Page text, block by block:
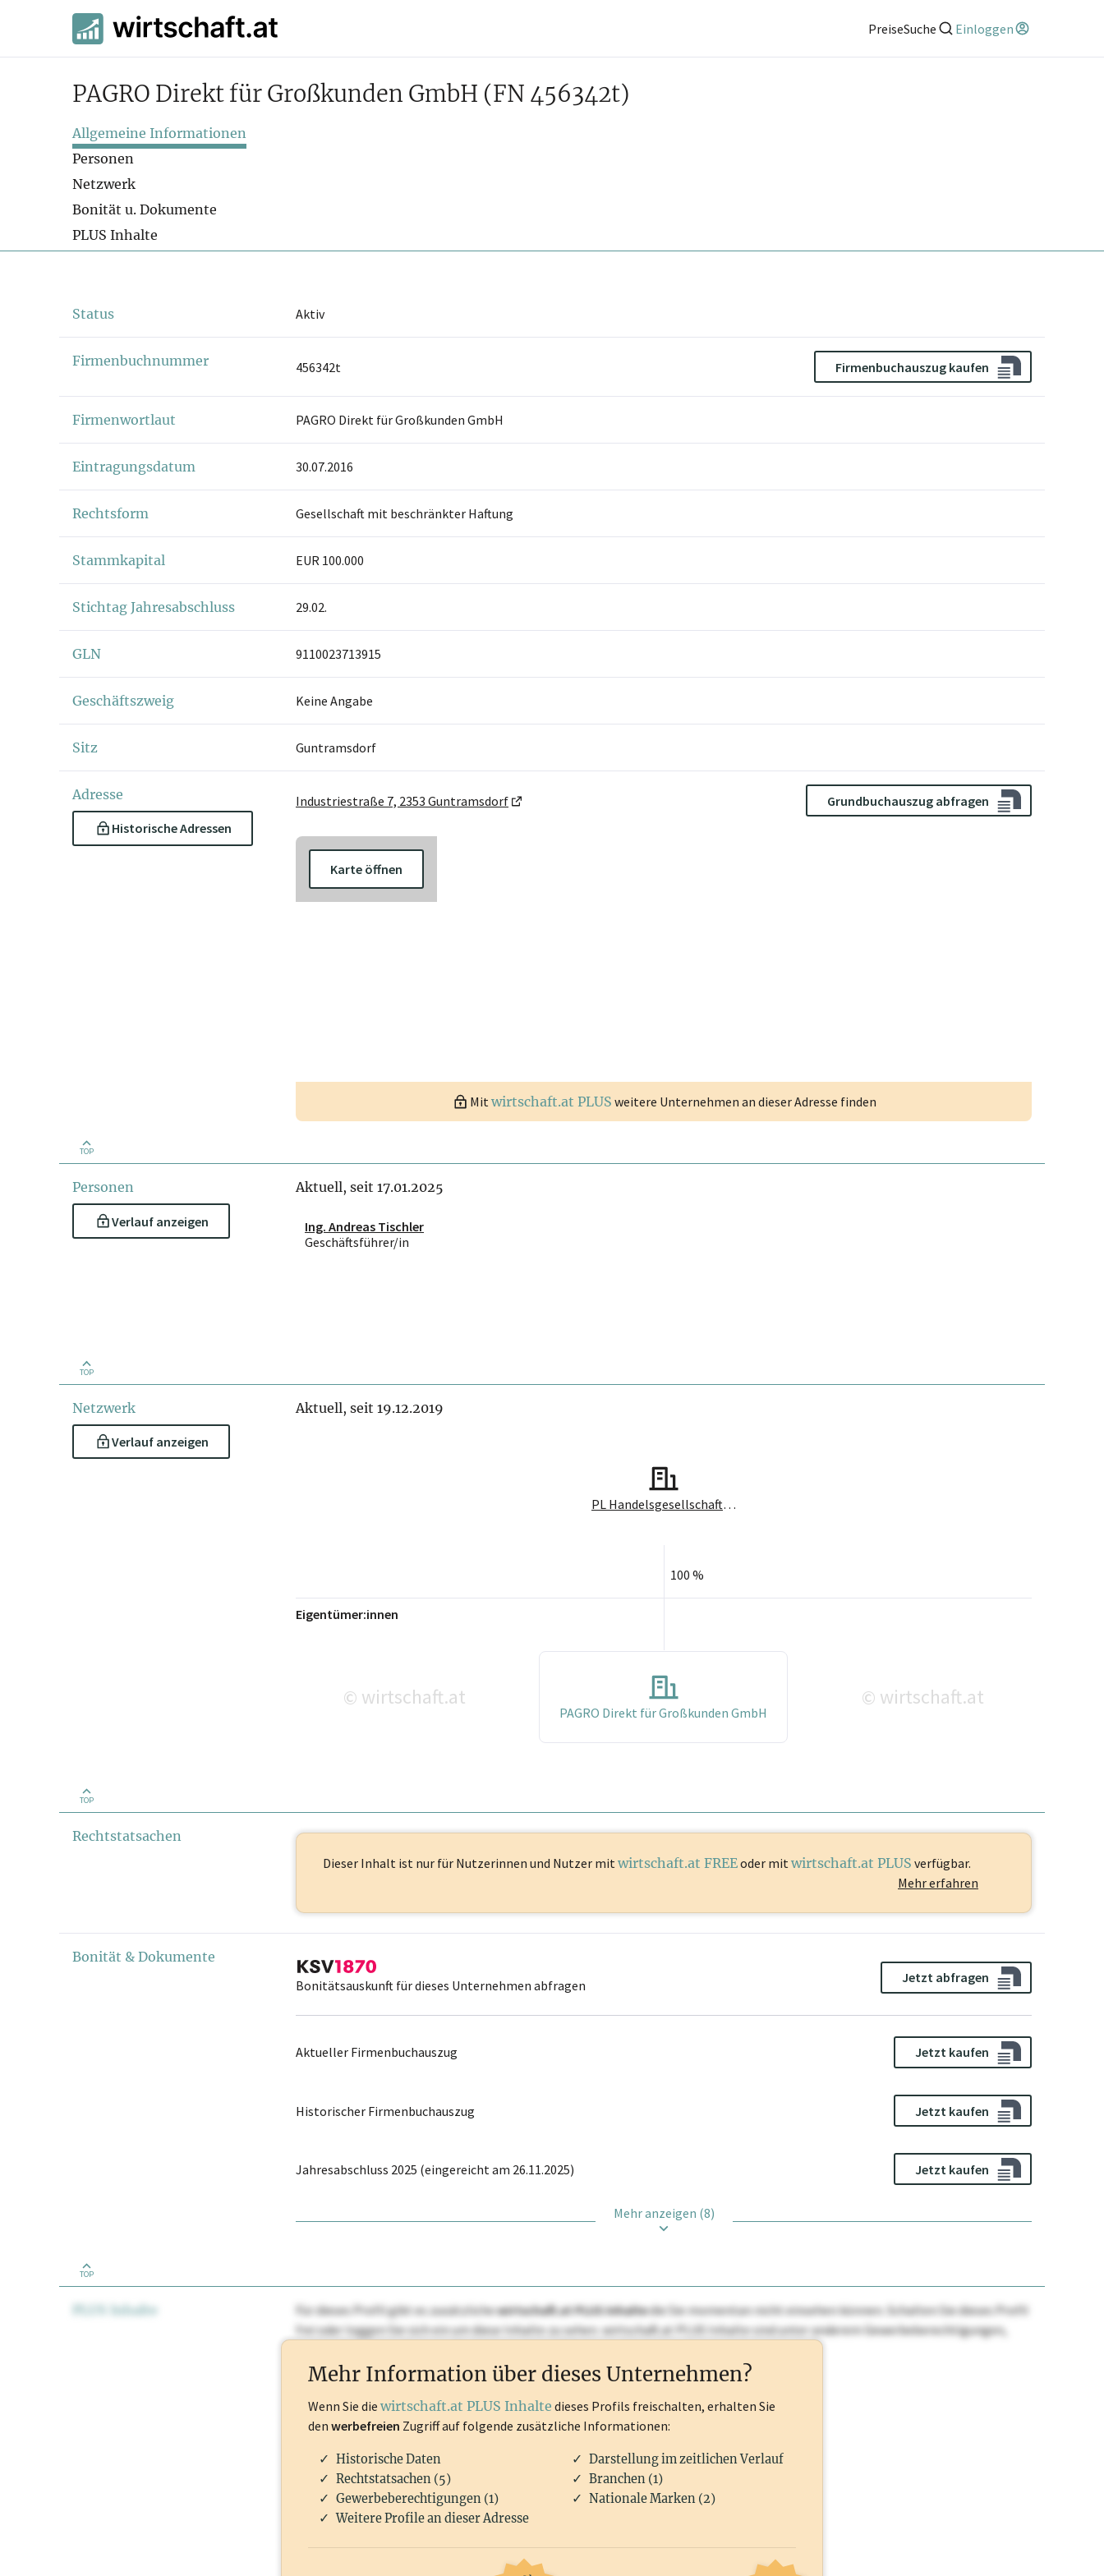
PreiseSuche Einloggen
PAGRO Direkt für Großkunden GmbH (FN 456342t)
Allgemeine Informationen
Personen
Netzwerk
Bonität u. Dokumente
PLUS Inhalte
Status Aktiv
Firmenbuchnummer 456342t Firmenbuchauszug kaufen
Firmenwortlaut PAGRO Direkt für Großkunden GmbH
Eintragungsdatum 30.07.2016
Rechtsform Gesellschaft mit beschränkter Haftung
Stammkapital EUR 100.000
Stichtag Jahresabschluss 29.02.
GLN 9110023713915
Geschäftszweig Keine Angabe
Sitz Guntramsdorf
Adresse
Historische Adressen
Industriestraße 7, 2353 Guntramsdorf Grundbuchauszug abfragen
Karte öffnen
Mitwirtschaft.at PLUS weitere Unternehmen an dieser Adresse finden
TOP
Personen
Verlauf anzeigen
Aktuell, seit 17.01.2025
Ing. Andreas Tischler
Geschäftsführer/in
TOP
Netzwerk
Verlauf anzeigen
Aktuell, seit 19.12.2019
PL Handelsgesellschaft mbH
100 %
Eigentümer:innen
© wirtschaft.at
PAGRO Direkt für Großkunden GmbH
© wirtschaft.at
TOP
Rechtstatsachen
Dieser Inhalt ist nur für Nutzerinnen und Nutzer mit wirtschaft.at FREEoder mit wirtschaft.at PLUS verfügbar.
Mehr erfahren
Bonität & Dokumente
Bonitätsauskunft für dieses Unternehmen abfragen
Jetzt abfragen
Aktueller Firmenbuchauszug Jetzt kaufen
Historischer Firmenbuchauszug Jetzt kaufen
Jahresabschluss 2025 (eingereicht am 26.11.2025) Jetzt kaufen
Mehr anzeigen (8)
TOP
PLUS Inhalte Für dieses Profil gibt es zusätzlichewirtschaft.at PLUS Inhaltedie Sie momentan nicht einsehen können. Schalten Sie dieses Profil
frei oder loggen Sie sich ein um diese Inhalte zu sehen. wirtschaft.at PLUS Inhalte sind unter anderem Gewerbeberechtigungen,
Mehr Information über dieses Unternehmen?
Wenn Sie die wirtschaft.at PLUS Inhalte dieses Profils freischalten, erhalten Sie
den werbefreien Zugriff auf folgende zusätzliche Informationen:
Historische Daten
Darstellung im zeitlichen Verlauf
Rechtstatsachen (5)
Branchen (1)
Gewerbeberechtigungen (1)
Nationale Marken (2)
Weitere Profile an dieser Adresse